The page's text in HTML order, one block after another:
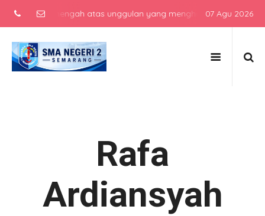
sekolah menengah atas unggulan yang menghasilkan lulusan
07 Agu 2026
Rafa
Ardiansyah